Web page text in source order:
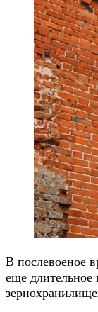
В послевоеное
еще длительное